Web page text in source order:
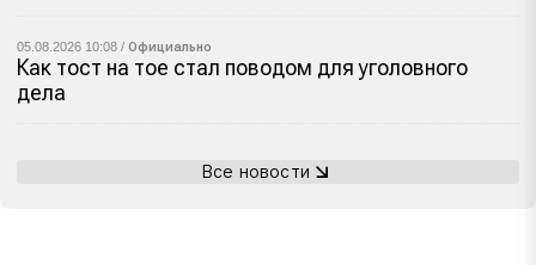
05.08.2026 10:08 / Официально
Как тост на тое стал поводом для уголовного
дела
Все новости